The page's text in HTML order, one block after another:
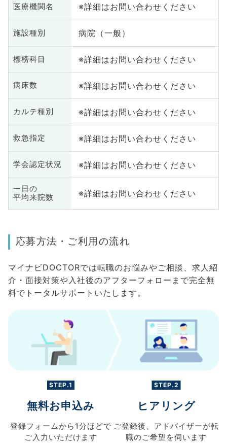
医療機関名 ※詳細はお問い合わせください
施設種別 病院（一般）
標榜科目 ※詳細はお問い合わせください
病床数 ※詳細はお問い合わせください
カルテ種別 ※詳細はお問い合わせください
救急指定 ※詳細はお問い合わせください
学会認定状況 ※詳細はお問い合わせください
一日の
平均来院数
※詳細はお問い合わせください
応募方法・ご利用の流れ
マイナビDOCTORでは転職のお悩みやご相談、求人紹
介・面接対策や入社後のアフターフォローまで完全無
料でトータルサポートいたします。
STEP.1
無料お申込み
登録フォームから 1分ほどで
ご入力 いただけます
STEP.2
ヒアリング
ご登録後、 アドバイザーが転
職のご希望を伺います